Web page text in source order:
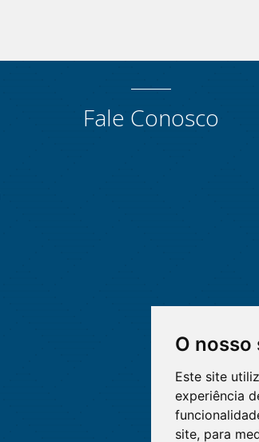
O nosso
Este site
experiência
site, para
Fale Conosco